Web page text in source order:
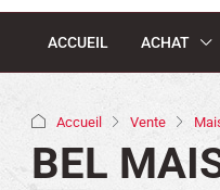
ACCUEIL ACHAT
Accueil Vente
BEL